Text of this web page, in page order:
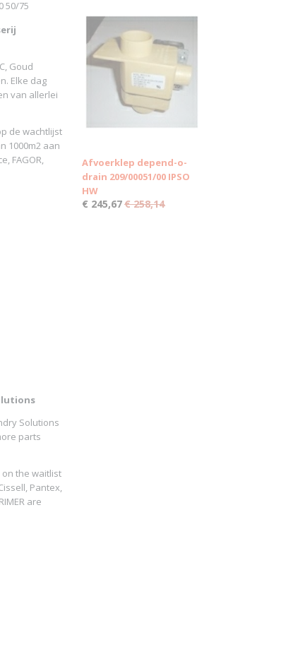
50/75
Goud
Elke dag
van allerlei
de wachtlijst
1000m2 aan
FAGOR,
Solutions
parts
the waitlist
Pantex,
are
Afvoerklep depend-o-
drain 209/00051/00 IPSO
HW
€ 245,67€ 258,14